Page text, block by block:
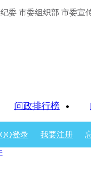
委 市委组织部 市委宣
问政排行榜
QQ登录 我要注册